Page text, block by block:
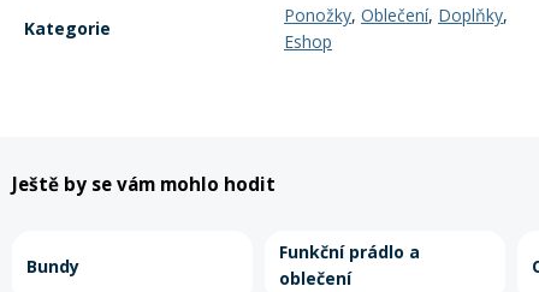
Kategorie
Ponožky, Oblečení, Doplňky,
Eshop
Ještě by se vám mohlo hodit
Bundy
Funkční prádlo a
oblečení